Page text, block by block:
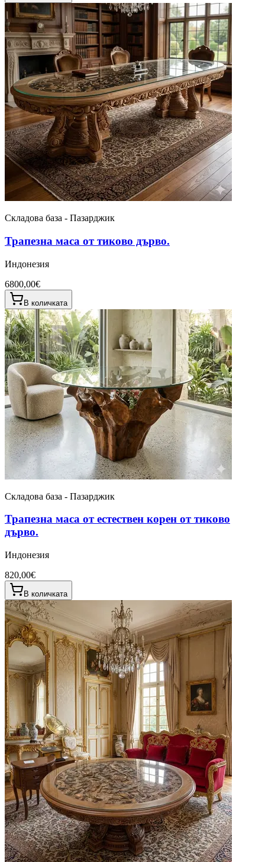
Складова база - Пазарджик
Трапезна маса от тиково дърво.
Индонезия
6800,00€
В количката
Складова база - Пазарджик
Трапезна маса от естествен корен от тиково
дърво.
Индонезия
820,00€
В количката